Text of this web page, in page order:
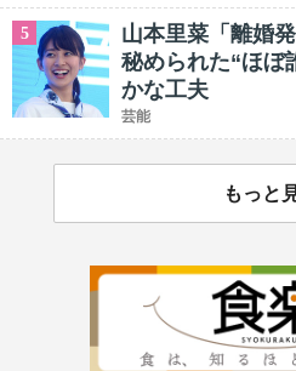
5
山本里菜「離婚
秘められた“ほぼ
かな工夫
芸能
もっと